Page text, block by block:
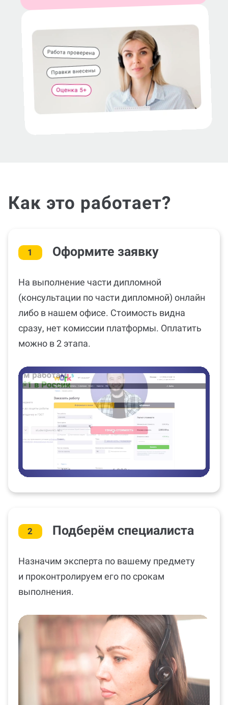
Как это работает?
1 Оформите заявку
На выполнение части дипломной
(консультации по части дипломной) онлайн
либо в нашем офисе. Стоимость видна
сразу, нет комиссии платформы. Оплатить
можно в 2 этапа.
2 Подберём специалиста
Назначим эксперта по вашему предмету
и проконтролируем его по срокам
выполнения.